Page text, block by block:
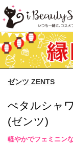
ゼンツ ZENTS
ぺタルシャ
(ゼンツ)
軽やかでフェミニン